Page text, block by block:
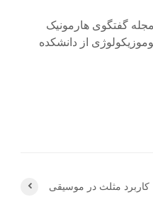
مجله گفتگوی هارمونیک
از دانشکده
کاربرد مثلث در موسیقی